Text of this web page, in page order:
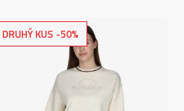
DRUHÝ KUS -50%